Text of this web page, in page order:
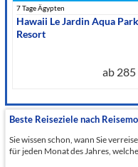
7 Tage Ägypten
Hawaii Le Jardin Aqua Park
Resort
ab 285
Beste Reiseziele nach
Sie wissen schon, wann Sie
für jeden Monat des Jahres,